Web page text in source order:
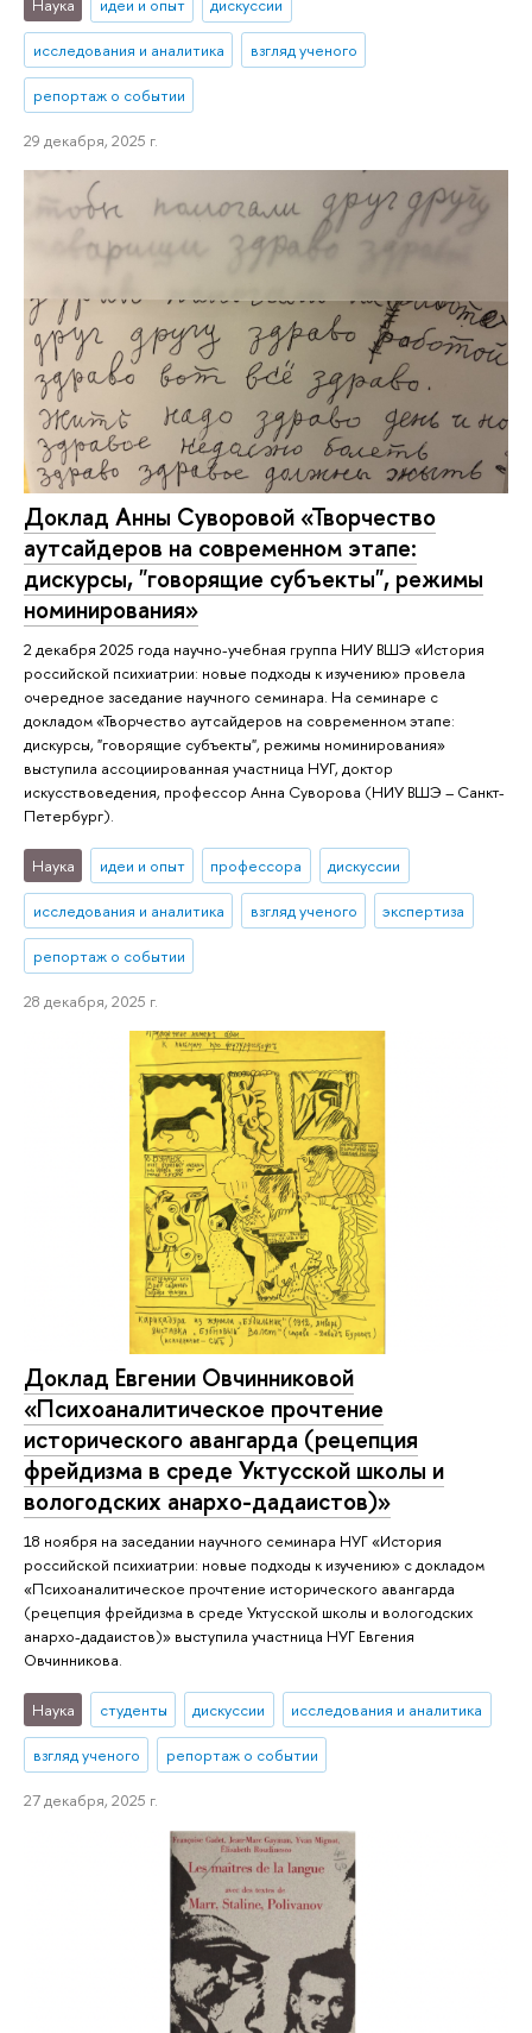
Наука идеи и опыт дискуссии
исследования и аналитика взгляд ученого
репортаж о событии
29 декабря, 2025 г.
Доклад Анны Суворовой «Творчество
аутсайдеров на современном этапе:
дискурсы, "говорящие субъекты", режимы
номинирования»
2 декабря 2025 года научно-учебная группа НИУ ВШЭ «История
российской психиатрии: новые подходы к изучению» провела
очередное заседание научного семинара. На семинаре с
докладом «Творчество аутсайдеров на современном этапе:
дискурсы, "говорящие субъекты", режимы номинирования»
выступила ассоциированная участница НУГ, доктор
искусствоведения, профессор Анна Суворова (НИУ ВШЭ – Санкт-
Петербург).
Наука идеи и опыт профессора дискуссии
исследования и аналитика взгляд ученого экспертиза
репортаж о событии
28 декабря, 2025 г.
Доклад Евгении Овчинниковой
«Психоаналитическое прочтение
исторического авангарда (рецепция
фрейдизма в среде Уктусской школы и
вологодских анархо-дадаистов)»
18 ноября на заседании научного семинара НУГ «История
российской психиатрии: новые подходы к изучению» с докладом
«Психоаналитическое прочтение исторического авангарда
(рецепция фрейдизма в среде Уктусской школы и вологодских
анархо-дадаистов)» выступила участница НУГ Евгения
Овчинникова.
Наука студенты дискуссии исследования и аналитика
взгляд ученого репортаж о событии
27 декабря, 2025 г.